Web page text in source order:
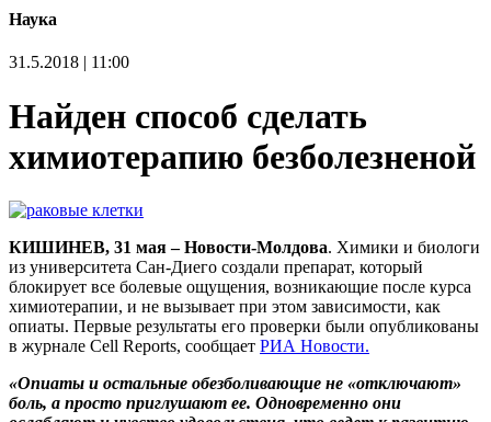
Наука
31.5.2018 | 11:00
Найден способ сделать
химиотерапию безболезненой
КИШИНЕВ, 31 мая – Новости-Молдова. Химики и биологи
из университета Сан-Диего создали препарат, который
блокирует все болевые ощущения, возникающие после курса
химиотерапии, и не вызывает при этом зависимости, как
опиаты. Первые результаты его проверки были опубликованы
в журнале Cell Reports, сообщает РИА Новости.
«Опиаты и остальные обезболивающие не «отключают»
боль, а просто приглушают ее. Одновременно они